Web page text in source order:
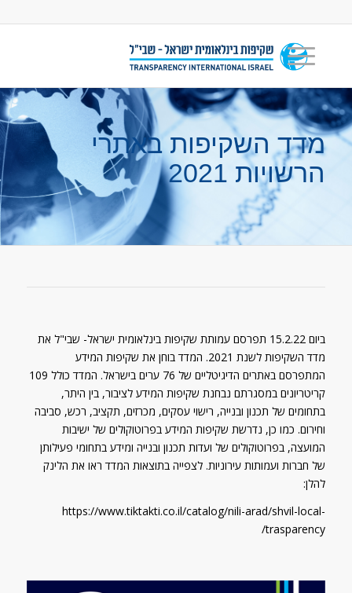
מדד השקיפות באתרי
הרשויות 2021
ביום 15.2.22 תפרסם עמותת שקיפות בינלאומית ישראל- שבי"ל את
מדד השקיפות לשנת 2021. המדד בוחן את שקיפות המידע
המתפרסם באתרים הדיגיטליים של 76 ערים בישראל. המדד כולל 109
קריטריונים במסגרתם נבחנת שקיפות המידע לציבור, בין היתר,
בתחומים של תכנון ובנייה, רישוי עסקים, מכרזים, תקציב, רכש, סביבה
וחירום. כמו כן, נדרשת שקיפות המידע בפרוטוקולים של ישיבות
המועצה, בפרוטוקולים של ועדות תכנון ובנייה ומידע בתחומי פעילותן
של חברות ועמותות עירוניות. לצפייה בתוצאות המדד ראו את הלינק
להלן:
https://www.tiktakti.co.il/catalog/nili-arad/shvil-local-
trasparency/